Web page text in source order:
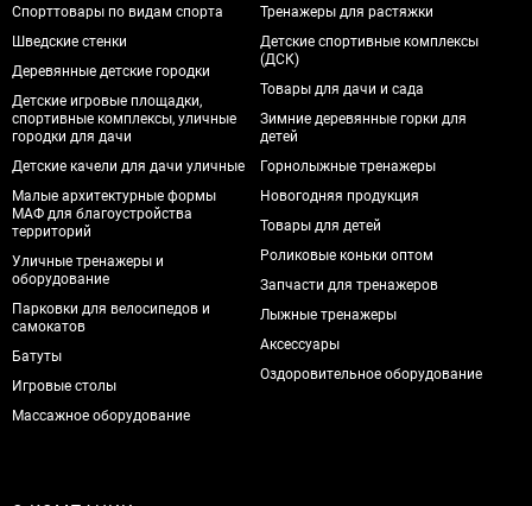
Спорттовары по видам спорта
Шведские стенки
Деревянные детские городки
Детские игровые площадки,
спортивные комплексы, уличные
городки для дачи
Детские качели для дачи уличные
Малые архитектурные формы
МАФ для благоустройства
территорий
Уличные тренажеры и
оборудование
Парковки для велосипедов и
самокатов
Батуты
Игровые столы
Массажное оборудование
Тренажеры для растяжки
Детские спортивные комплексы
(ДСК)
Товары для дачи и сада
Зимние деревянные горки для
детей
Горнолыжные тренажеры
Новогодняя продукция
Товары для детей
Роликовые коньки оптом
Запчасти для тренажеров
Лыжные тренажеры
Аксессуары
Оздоровительное оборудование